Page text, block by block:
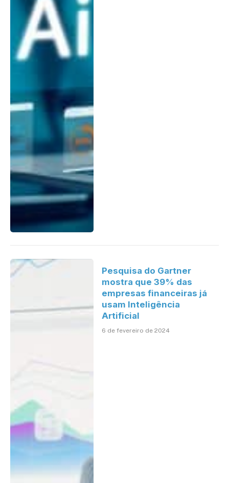
Pesquisa do Gartner
mostra que 39% das
empresas financeiras já
usam Inteligência
Artificial
6 de fevereiro de 2024